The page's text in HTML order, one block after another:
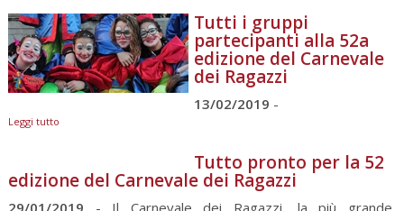
Tutti i gruppi
partecipanti alla 52a
edizione del Carnevale
dei Ragazzi
13/02/2019 -
Leggi tutto
Tutto pronto per la 52
edizione del Carnevale
dei Ragazzi